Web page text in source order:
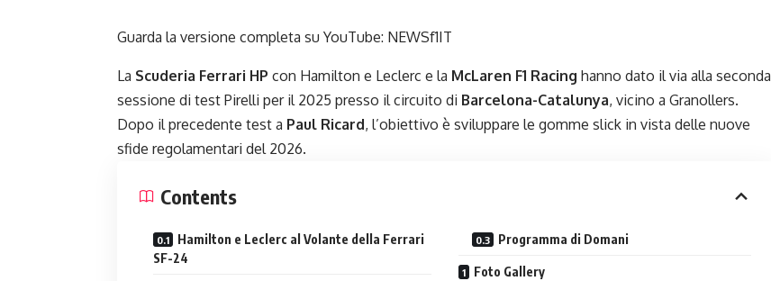
Guarda la versione completa su YouTube: NEWSf1IT
La Scuderia Ferrari HP con Hamilton e Leclerc e la McLaren F1 Racing hanno dato il via alla seconda
sessione di test Pirelli per il 2025 presso il circuito di Barcelona-Catalunya, vicino a Granollers.
Dopo il precedente test a Paul Ricard, l’obiettivo è sviluppare le gomme slick in vista delle nuove
sfide regolamentari del 2026.
Contents
Hamilton e Leclerc al Volante della Ferrari
SF-24
Programma di Domani
Foto Gallery